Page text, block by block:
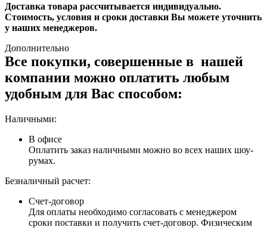
Доставка товара рассчитывается индивидуально.
Стоимость, условия и сроки доставки Вы можете уточнить
у наших менеджеров.
Дополнительно
Все покупки, совершенные в нашей
компании можно оплатить любым
удобным для Вас способом:
Наличными:
В офисе
Оплатить заказ наличными можно во всех наших шоу-
румах.
Безналичный расчет:
Счет-договор
Для оплаты необходимо согласовать с менеджером
сроки поставки и получить счет-договор. Физическим